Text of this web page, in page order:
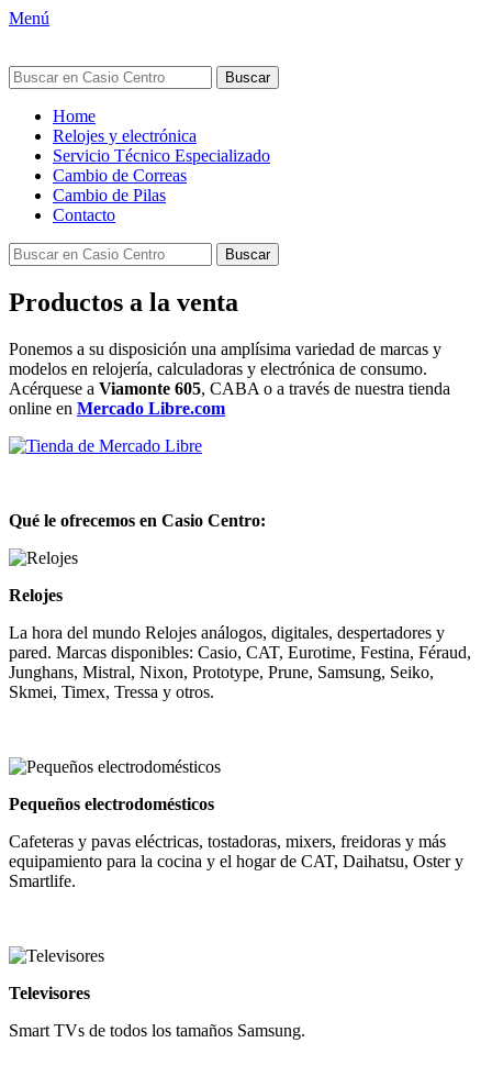
Menú
Buscar:
electrónico
Menú
principal
Saltar
contenido
Home
Relojes y electrónica
Servicio Técnico Especializado
Cambio de Correas
Cambio de Pilas
Contacto
Buscar
Buscar:
Productos a la venta
Ponemos a su disposición una amplísima variedad de marcas y
modelos en relojería, calculadoras y electrónica de consumo.
Acérquese a Viamonte 605, CABA o a través de nuestra tienda
online en Mercado Libre.com
Qué le ofrecemos en Casio Centro:
Relojes
La hora del mundo Relojes análogos, digitales, despertadores y
pared. Marcas disponibles: Casio, CAT, Eurotime, Festina, Féraud,
Junghans, Mistral, Nixon, Prototype, Prune, Samsung, Seiko,
Skmei, Timex, Tressa y otros.
Pequeños electrodomésticos
Cafeteras y pavas eléctricas, tostadoras, mixers, freidoras y más
equipamiento para la cocina y el hogar de CAT, Daihatsu, Oster y
Smartlife.
Televisores
Smart TVs de todos los tamaños Samsung.